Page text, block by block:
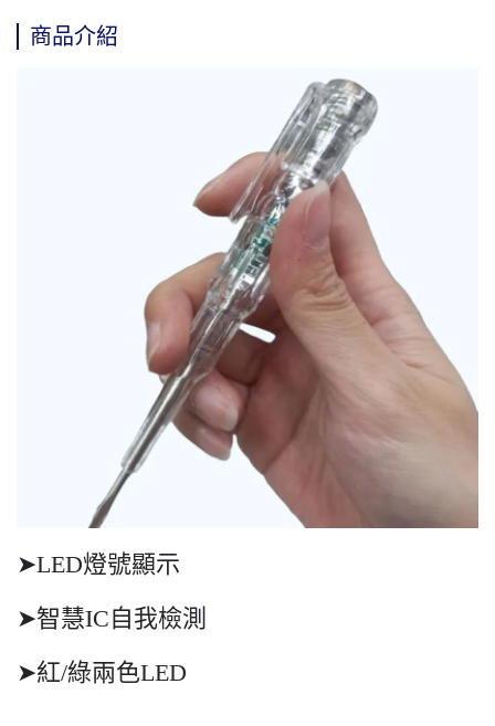
商品介紹
➤LED燈號顯示
➤智慧IC自我檢測
➤紅/綠兩色LED